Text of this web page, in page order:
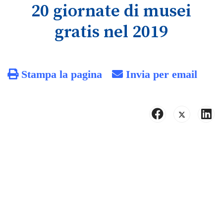
20 giornate di musei
gratis nel 2019
Stampa la pagina Invia per email